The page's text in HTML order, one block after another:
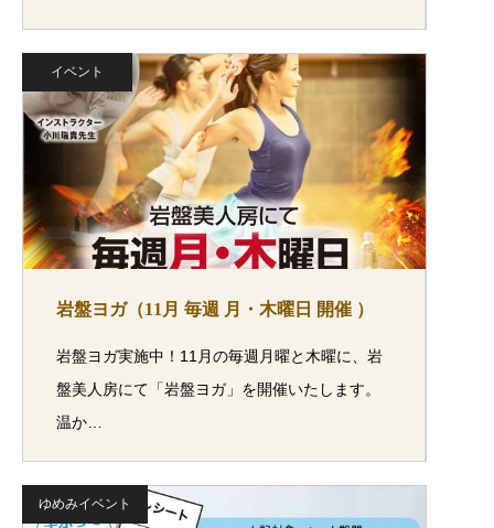
イベント
岩盤ヨガ（11月 毎週 月・木曜日 開催 ）
岩盤ヨガ実施中！11月の毎週月曜と木曜に、岩
盤美人房にて「岩盤ヨガ」を開催いたします。
温か…
ゆめみイベント